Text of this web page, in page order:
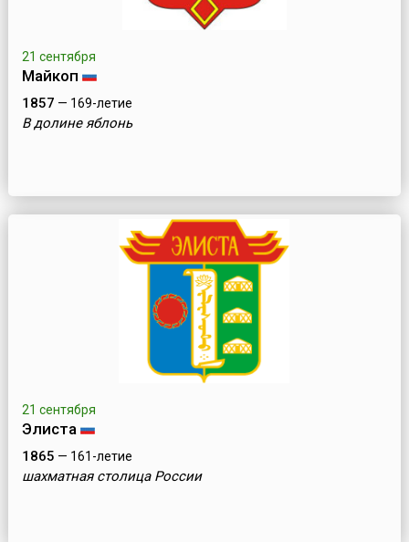
21 сентября
Майкоп
1857 — 169-летие
В долине яблонь
21 сентября
Элиста
1865 — 161-летие
шахматная столица России